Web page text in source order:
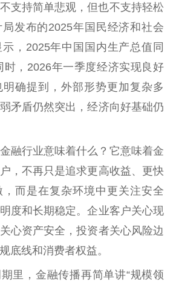
支持简单悲观，但也不支持轻松
局发布的2025年国民经济和社会
，2025年中国 国内生产总值同
时，2026年一季度经济实现良好
确提到，外部形势更加复杂多
矛盾仍然突出，经济向好基础仍
金融行业意味着什么？它意味着金
，不再只是追求更高收益、更快
而是在复杂环境中更关注安全
度和长期稳定。企业客户关心现
心资产安全，投资者关心风险边
底线和消费者权益。
里， 金融传播再简单讲“规模领